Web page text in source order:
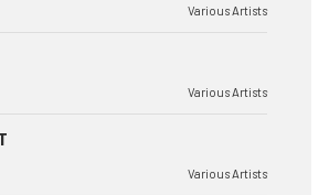
Various Artists
Various Artists
Various Artists